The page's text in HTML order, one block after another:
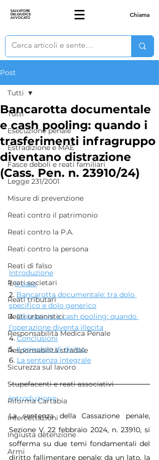
SALVATORE
DELGIUDICE
AVVOCATO Chiama
Post
Tutti
Esecuzione penale
Estradizione e MAE
Fasce deboli e reati familiari
Legge 231/2001
Misure di prevenzione
Reati contro il patrimonio
Reati contro la P.A.
Reati contro la persona
Reati di falso
Reati societari
Reati tributari
Reati urbanistici
Responsabilità Medica Penale
Responsabilità stradale
Sicurezza sul lavoro
Stupefacenti e reati associativi
Riforma Cartabia
Intercettazioni
Ingiusta detenzione
Armi
Tutti
Bancarotta documentale
e cash pooling: quando i
trasferimenti infragruppo
diventano distrazione
(Cass. Pen. n. 23910/24)
Introduzione
1. Il caso
2. Bancarotta documentale: tra dolo
specifico e dolo generico
3. Distrazioni e cash pooling: quando
l’operazione diventa illecita
4. Conclusioni
5. Il principio di diritto
6. La sentenza integrale
Introduzione
La sentenza della Cassazione penale,
Sezione V, 22 febbraio 2024, n. 23910, si
sofferma su due temi fondamentali del
diritto fallimentare penale: da un lato, la